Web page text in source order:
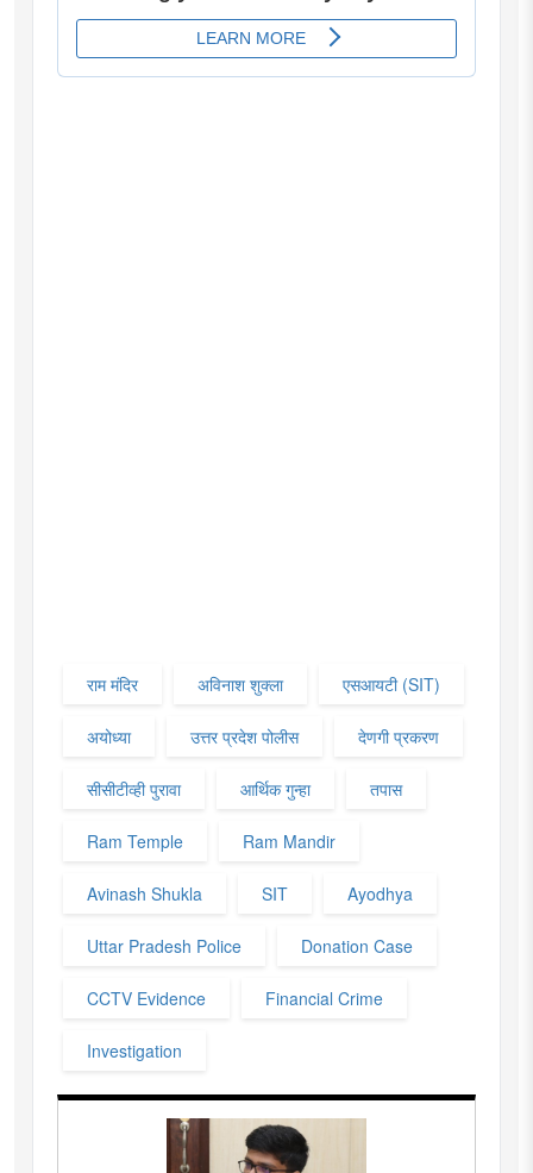
राम मंदिर अविनाश शुक्ला एसआयटी (SIT)
अयोध्या उत्तर प्रदेश पोलीस देणगी प्रकरण
सीसीटीव्ही पुरावा आर्थिक गुन्हा तपास
Ram Temple Ram Mandir
Avinash Shukla SIT Ayodhya
Uttar Pradesh Police Donation Case
CCTV Evidence Financial Crime
Investigation